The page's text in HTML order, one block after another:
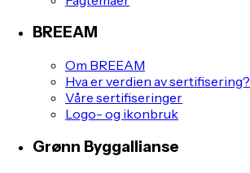
BREEAM
Om BREEAM
Hva er verdien av sertifisering?
Våre sertifiseringer
Logo- og ikonbruk
Grønn Byggallianse